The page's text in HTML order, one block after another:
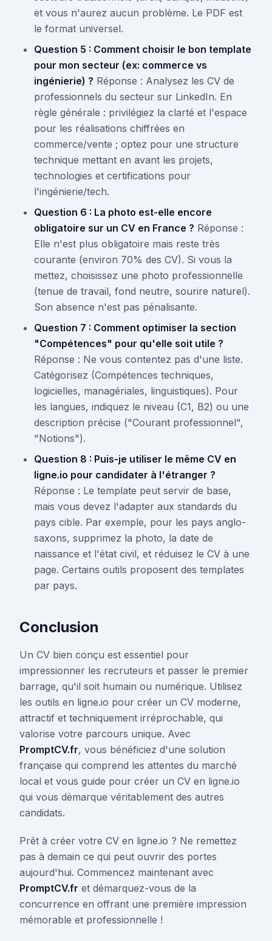
et vous n'aurez aucun problème. Le PDF est
le format universel.
Question 5 : Comment choisir le bon template
pour mon secteur (ex: commerce vs
ingénierie) ? Réponse : Analysez les CV de
professionnels du secteur sur LinkedIn. En
règle générale : privilégiez la clarté et l'espace
pour les réalisations chiffrées en
commerce/vente ; optez pour une structure
technique mettant en avant les projets,
technologies et certifications pour
l'ingénierie/tech.
Question 6 : La photo est-elle encore
obligatoire sur un CV en France ? Réponse :
Elle n'est plus obligatoire mais reste très
courante (environ 70% des CV). Si vous la
mettez, choisissez une photo professionnelle
(tenue de travail, fond neutre, sourire naturel).
Son absence n'est pas pénalisante.
Question 7 : Comment optimiser la section
"Compétences" pour qu'elle soit utile ?
Réponse : Ne vous contentez pas d'une liste.
Catégorisez (Compétences techniques,
logicielles, managériales, linguistiques). Pour
les langues, indiquez le niveau (C1, B2) ou une
description précise ("Courant professionnel",
"Notions").
Question 8 : Puis-je utiliser le même CV en
ligne.io pour candidater à l'étranger ?
Réponse : Le template peut servir de base,
mais vous devez l'adapter aux standards du
pays cible. Par exemple, pour les pays anglo-
saxons, supprimez la photo, la date de
naissance et l'état civil, et réduisez le CV à une
page. Certains outils proposent des templates
par pays.
Conclusion
Un CV bien conçu est essentiel pour
impressionner les recruteurs et passer le premier
barrage, qu'il soit humain ou numérique. Utilisez
les outils en ligne.io pour créer un CV moderne,
attractif et techniquement irréprochable, qui
valorise votre parcours unique. Avec
PromptCV.fr, vous bénéficiez d'une solution
française qui comprend les attentes du marché
local et vous guide pour créer un CV en ligne.io
qui vous démarque véritablement des autres
candidats.
Prêt à créer votre CV en ligne.io ? Ne remettez
pas à demain ce qui peut ouvrir des portes
aujourd'hui. Commencez maintenant avec
PromptCV.fr et démarquez-vous de la
concurrence en offrant une première impression
mémorable et professionnelle !